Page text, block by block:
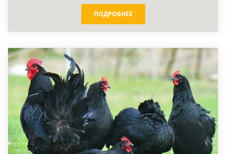
ПОДРОБНЕЕ